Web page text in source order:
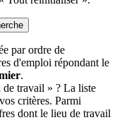
par ordre de
d'emploi répondant le
.
de travail » ? La liste
critères. Parmi
dont le lieu de travail